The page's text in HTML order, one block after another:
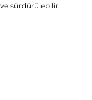
ve sürdürülebilir